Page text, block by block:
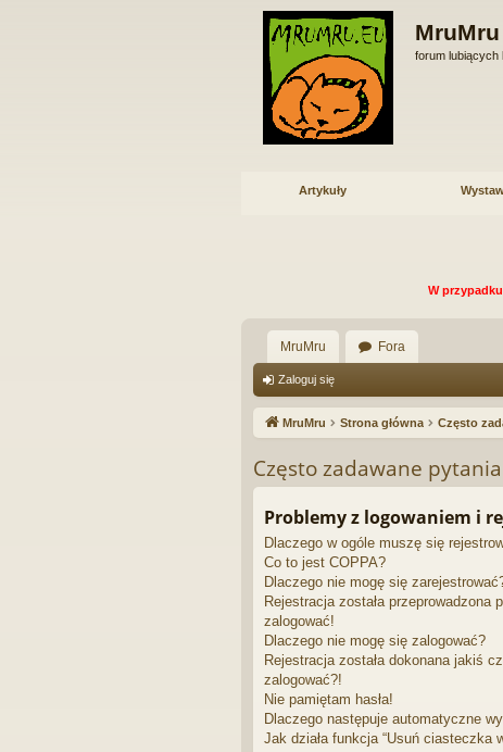
MruMru
forum lubiących
Artykuły
W
MruMru Fora
Zaloguj się
MruMru Strona główna Często
Często zadawane pytania
Problemy z logowaniem i
Dlaczego w ogóle muszę się
Co to jest COPPA?
Dlaczego nie mogę się
Rejestracja została przeprowadzona
zalogować!
Dlaczego nie mogę się zalogować?
Rejestracja została dokonana jakiś
zalogować?!
Nie pamiętam hasła!
Dlaczego następuje automatyczne
Jak działa funkcja “Usuń ciasteczka